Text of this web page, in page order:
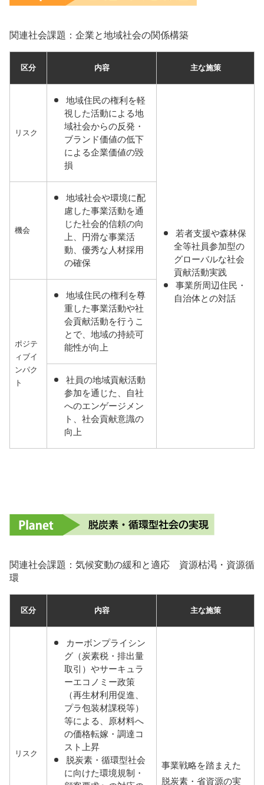
関連社会課題：企業と地域社会の関係構築
区分 内容 主な施策
リスク
地域住民の権利を軽
視した活動による地
域社会からの反発・
ブランド価値の低下
による企業価値の毀
損
若者支援や森林保
全等社員参加型の
グローバルな社会
貢献活動実践
事業所周辺住民・
自治体との対話
機会
地域社会や環境に配
慮した事業活動を通
じた社会的信頼の向
上、円滑な事業活
動、優秀な人材採用
の確保
ポジテ
ィブイ
ンパク
ト
地域住民の権利を尊
重した事業活動や社
会貢献活動を行うこ
とで、地域の持続可
能性が向上
社員の地域貢献活動
参加を通じた、自社
へのエンゲージメン
ト、社会貢献意識の
向上
関連社会課題：気候変動の緩和と適応
資源枯渇・資源循
環
区分 内容 主な施策
リスク
カーボンプライシン
グ（炭素税・排出量
取引）やサーキュラ
ーエコノミー政策
（再生材利用促進、
プラ包装材課税等）
等による、原材料へ
の価格転嫁・調達コ
スト上昇
脱炭素・循環型社会
に向けた環境規制・
事業戦略を踏まえた
脱炭素・省資源の実